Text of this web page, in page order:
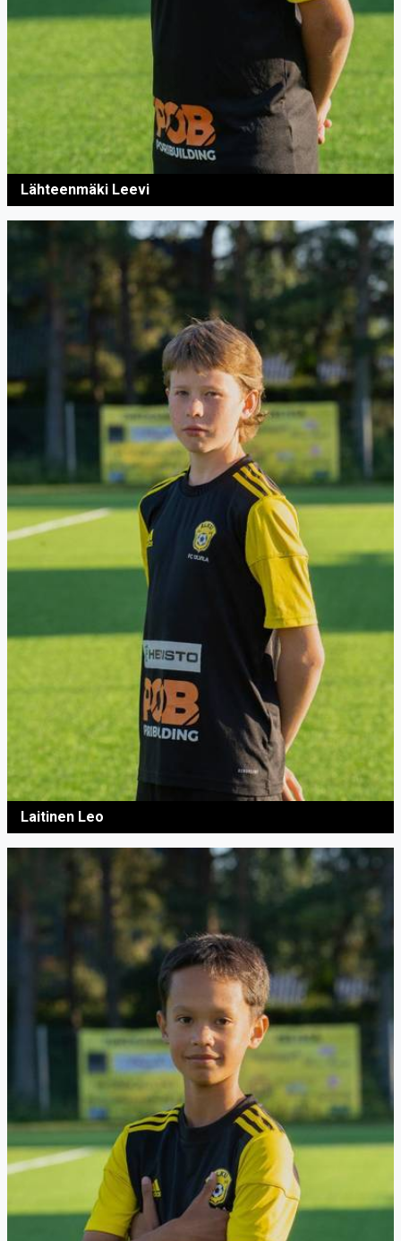
Lähteenmäki Leevi
Laitinen Leo